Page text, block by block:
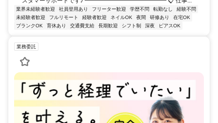
業界未経験者歓迎 社員登用あり フリーター歓迎 学歴不問 転勤なし
経験不問
未経験者歓迎
フルリモート 経験者歓迎 ネイルOK 夜間 研修あり
在宅OK
ブランクOK
育休あり 交通費支給 長期歓迎 シフト制 深夜 ピアスOK
業務委託